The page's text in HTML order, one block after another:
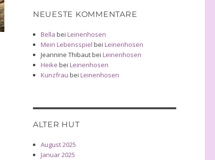
NEUESTE KOMMENTARE
Bella beiLeinenhosen
Mein Lebensspiel beiLeinenhosen
Jeannine ThibautbeiLeinenhosen
Heike beiLeinenhosen
Kunzfrau beiLeinenhosen
ALTER HUT
August 2025
Januar 2025